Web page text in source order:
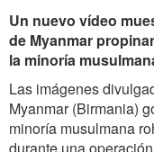
Un nuevo vídeo
de Myanmar
la minoría
Las imágenes
Myanmar (Birmania)
minoría musulmana
durante una